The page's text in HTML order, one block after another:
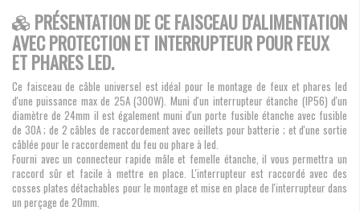
PRÉSENTATION DE CE FAISCEAU D'ALIMENTATION
AVEC PROTECTION ET INTERRUPTEUR POUR FEUX
ET PHARES LED.
Ce faisceau de câble universel est idéal pour le montage de feux et phares led
d'une puissance max de 25A (300W). Muni d'un interrupteur étanche (IP56) d'un
diamètre de 24mm il est également muni d'un porte fusible étanche avec fusible
de 30A ; de 2 câbles de raccordement avec oeillets pour batterie ; et d'une sortie
câblée pour le raccordement du feu ou phare à led.
Fourni avec un connecteur rapide mâle et femelle étanche, il vous permettra un
raccord sûr et facile à mettre en place. L'interrupteur est raccordé avec des
cosses plates détachables pour le montage et mise en place de l'interrupteur dans
un perçage de 20mm.